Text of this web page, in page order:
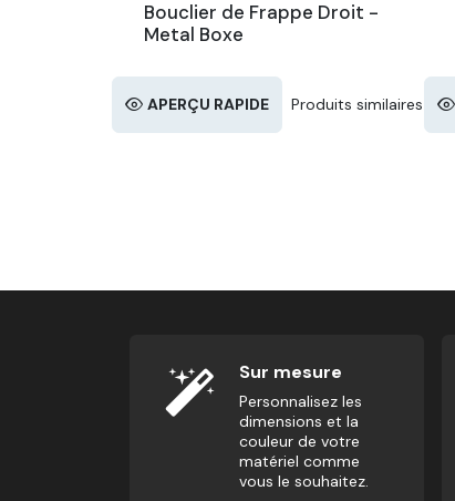
Bouclier de Frappe Droit -
Metal Boxe
Produits similaires
APERÇU RAPIDE
Sur mesure
Personnalisez les
dimensions et la
couleur de votre
matériel comme
vous le souhaitez.